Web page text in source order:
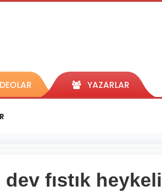
YAZARLAR
fıstık heykeli